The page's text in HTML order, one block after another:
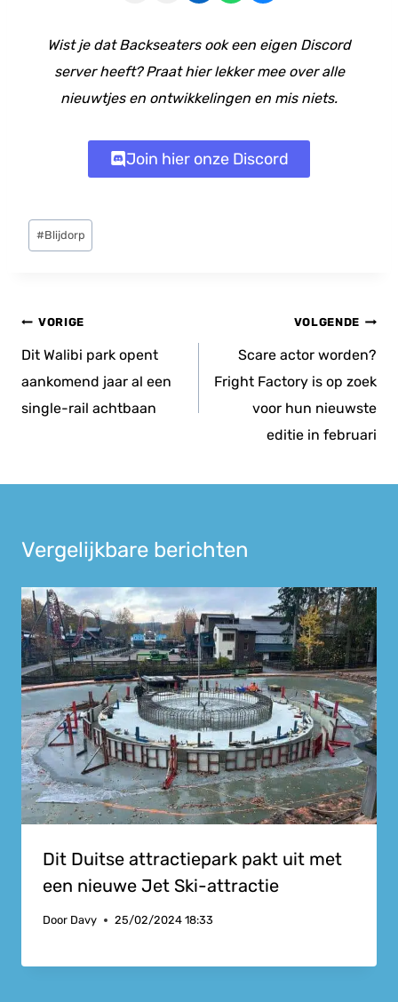
Wist je dat Backseaters ook een eigen Discord
server heeft? Praat hier lekker mee over alle
nieuwtjes en ontwikkelingen en mis niets.
Join hier onze Discord
Bericht
tags:
#Blijdorp
Bericht
navigatie
VORIGE
Dit Walibi park opent
aankomend jaar al een
single-rail achtbaan
VOLGENDE
Scare actor worden?
Fright Factory is op zoek
voor hun nieuwste
editie in februari
Vergelijkbare berichten
Dit Duitse attractiepark pakt uit met
een nieuwe Jet Ski-attractie
Door Davy 25/02/2024 18:33